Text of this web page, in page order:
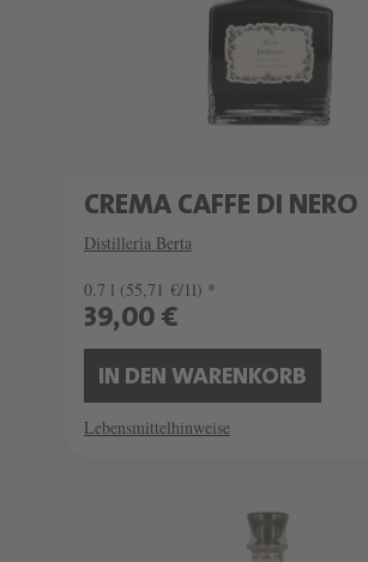
CREMA CAFFE DI NERO
Distilleria Berta
0.7 l (55,71 €/1l) *
39,00 €
IN DEN WARENKORB
Lebensmittelhinweise